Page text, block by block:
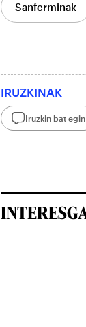
Sanferminak
IRUZKINAK
Iruzkin bat egin